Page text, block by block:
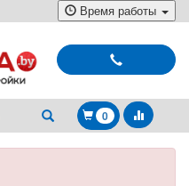
Время работы
0